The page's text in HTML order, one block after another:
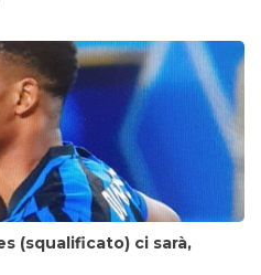
(squalificato) ci sarà,